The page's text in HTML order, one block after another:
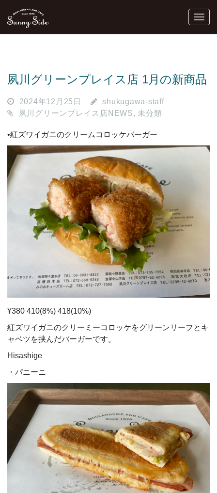
夙川グリーンプレイス店 1月の新商品
2024年12月25日
shukugawa-staff
夙川グリーンプレイス店NEWS, 未分類
•紅ズワイガニのクリームコロッケバーガー
¥380 410(8%) 418(10%)
紅ズワイガニのクリーミーコロッケをグリーンリーフとキ
ャベツを挟んだバーガーです。
Hisashige
・パニーニ